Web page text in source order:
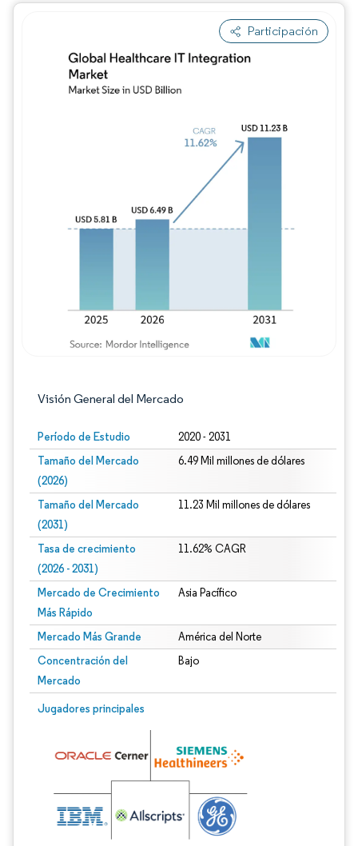
Participación
Visión General del Mercado
Período de Estudio 2020 - 2031
Tamaño del Mercado
(2026)
6.49 Mil millones de dólares
Tamaño del Mercado
(2031)
11.23 Mil millones de dólares
Tasa de crecimiento
(2026 - 2031)
11.62% CAGR
Mercado de Crecimiento
Más Rápido
Asia Pacífico
Mercado Más Grande América del Norte
Concentración del
Mercado
Bajo
Jugadores principales
Imagen © Mordor Intelligence. El uso requiere atribución según CC BY 4.0.
Imagen © Mordor Intelligence. El uso